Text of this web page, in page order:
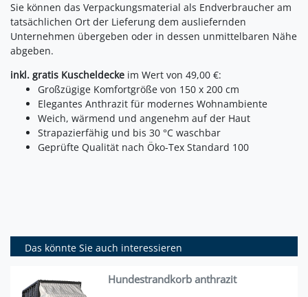
Sie können das Verpackungsmaterial als Endverbraucher am
tatsächlichen Ort der Lieferung dem ausliefernden
Unternehmen übergeben oder in dessen unmittelbaren Nähe
abgeben.
inkl. gratis Kuscheldecke im Wert von 49,00 €:
Großzügige Komfortgröße von 150 x 200 cm
Elegantes Anthrazit für modernes Wohnambiente
Weich, wärmend und angenehm auf der Haut
Strapazierfähig und bis 30 °C waschbar
Geprüfte Qualität nach Öko-Tex Standard 100
Das könnte Sie auch interessieren
Hundestrandkorb anthrazit